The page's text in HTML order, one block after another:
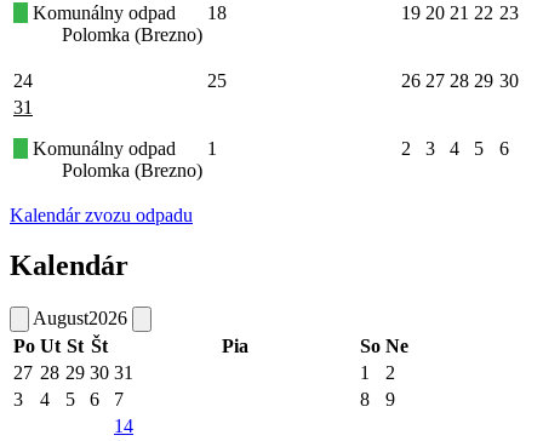
Komunálny odpad
Polomka (Brezno)
18 19 20 21 22 23
24 25 26 27 28 29 30
31
Komunálny odpad
Polomka (Brezno)
1 2 3 4 5 6
Kalendár zvozu odpadu
Kalendár
August2026
Po Ut St Št Pia So Ne
27 28 29 30 31 1
2
3
4 5 6 7 8 9
14